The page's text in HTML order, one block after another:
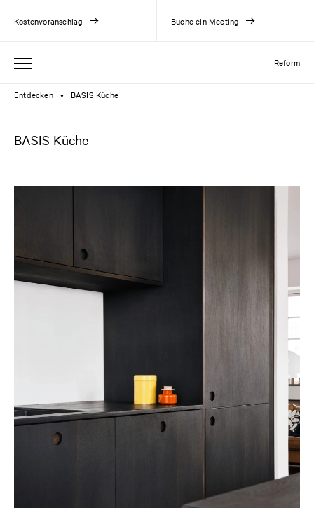
Reform
Kostenvoranschlag Buche ein Meeting
Entdecken ● BASIS Küche
BASIS Küche